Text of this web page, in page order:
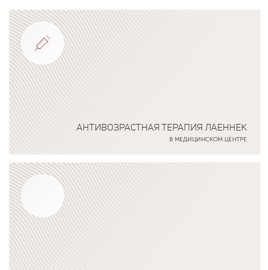
АНТИВОЗРАСТНАЯ ТЕРАПИЯ ЛАЕННЕК
В МЕДИЦИНСКОМ ЦЕНТРЕ
Подробнее о программе